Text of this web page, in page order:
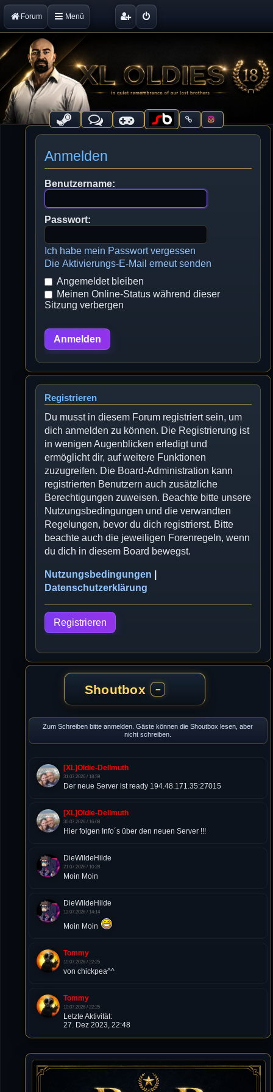
Forum Menü
Anmelden
Benutzername:
Passwort:
Ich habe mein Passwort vergessen
Die Aktivierungs-E-Mail erneut senden
Angemeldet bleiben
Meinen Online-Status während dieser
Sitzung verbergen
Registrieren
Du musst in diesem Forum registriert sein, um
dich anmelden zu können. Die Registrierung ist
in wenigen Augenblicken erledigt und
ermöglicht dir, auf weitere Funktionen
zuzugreifen. Die Board-Administration kann
registrierten Benutzern auch zusätzliche
Berechtigungen zuweisen. Beachte bitte unsere
Nutzungsbedingungen und die verwandten
Regelungen, bevor du dich registrierst. Bitte
beachte auch die jeweiligen Forenregeln, wenn
du dich in diesem Board bewegst.
Nutzungsbedingungen
Datenschutzerklärung
Registrieren
Shoutbox −
Zum Schreiben bitte anmelden. Gäste können die Shoutbox lesen, aber
nicht schreiben.
[XL]Oldie-Dellmuth
31.07.2026 / 18:59
Der neue Server ist ready 194.48.171.35:27015
[XL]Oldie-Dellmuth
30.07.2026 / 16:08
Hier folgen Info´s über den neuen Server !!!
DieWildeHilde
21.07.2026 / 10:28
Moin Moin
DieWildeHilde
12.07.2026 / 14:14
Moin Moin
Tommy
10.07.2026 / 22:25
von chickpea^^
Tommy
10.07.2026 / 22:25
Letzte Aktivität:
27. Dez 2023, 22:48
DieWildeHilde
10.07.2026 / 12:48
Happy Birthday Chickpea